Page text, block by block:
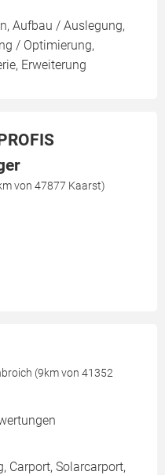
Aufbau / Auslegung,
/ Optimierung,
Erweiterung
von 47877 Kaarst)
(9km von 41352
Carport, Solarcarport,